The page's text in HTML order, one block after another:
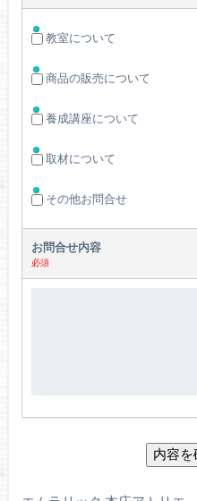
教室について
商品の販売について
養成講座について
取材について
その他お問合せ
お問合せ内容
必須